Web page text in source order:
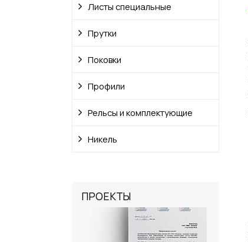
Листы специальные
Прутки
Поковки
Профили
Рельсы и комплектующие
Никель
ПРОЕКТЫ